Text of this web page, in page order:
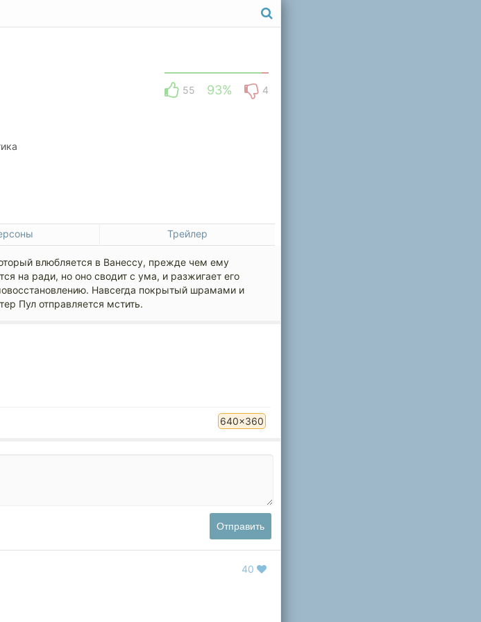
55 93% 4
Трейлер
влюбляется в Ванессу, прежде чем ему
на ради, но оно сводит с ума, и разжигает его
Навсегда покрытый шрамами и
Пул отправляется мстить.
640x360
Отправить
40